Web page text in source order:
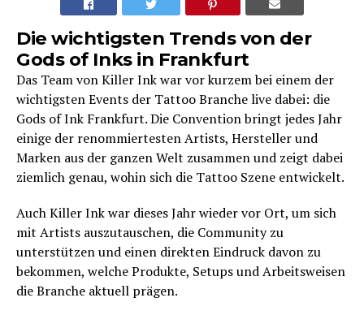
Die wichtigsten Trends von der
Gods of Inks in Frankfurt
Das Team von Killer Ink war vor kurzem bei einem der
wichtigsten Events der Tattoo Branche live dabei: die
Gods of Ink Frankfurt. Die Convention bringt jedes Jahr
einige der renommiertesten Artists, Hersteller und
Marken aus der ganzen Welt zusammen und zeigt dabei
ziemlich genau, wohin sich die Tattoo Szene entwickelt.
Auch Killer Ink war dieses Jahr wieder vor Ort, um sich
mit Artists auszutauschen, die Community zu
unterstützen und einen direkten Eindruck davon zu
bekommen, welche Produkte, Setups und Arbeitsweisen
die Branche aktuell prägen.